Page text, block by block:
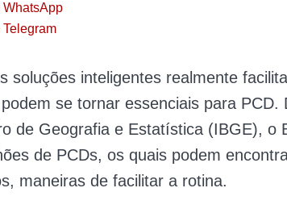
soluções inteligentes realmente
se tornar essenciais para PCD.
de Geografia e Estatística (IBGE), o
de PCDs, os quais podem
maneiras de facilitar a rotina.